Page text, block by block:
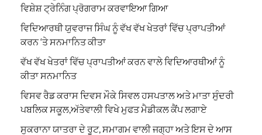
ਵਿਸ਼ੇਸ਼ ਟ੍ਰੇਨਿੰਗ ਪ੍ਰੋਗਰਾਮ ਕਰਵਾਇਆ ਗਿਆ
ਵਿਦਿਆਰਥੀ ਯੁਵਰਾਜ ਸਿੰਘ ਨੂੰ ਵੱਖ ਵੱਖ ਖੇਤਰਾਂ ਵਿੱਚ ਪ੍ਰਾਪਤੀਆਂ
ਕਰਨ ‘ਤੇ ਸਨਮਾਨਿਤ ਕੀਤਾ
ਵੱਖ ਵੱਖ ਖੇਤਰਾਂ ਵਿੱਚ ਪ੍ਰਾਪਤੀਆਂ ਕਰਨ ਵਾਲੇ ਵਿਦਿਆਰਥੀਆਂ ਨੂੰ
ਕੀਤਾ ਸਨਮਾਨਿਤ
ਵਿਸਵ ਰੈਡ ਕਰਾਸ ਦਿਵਸ ਮੌਕੇ ਸਿਵਲ ਹਸਪਤਾਲ ਅਤੇ ਮਾਤਾ ਸੁੰਦਰੀ
ਪਬਲਿਕ ਸਕੂਲ,ਅੱਤੇਵਾਲੀ ਵਿਖੇ ਮੁਫਤ ਮੈਡੀਕਲ ਕੈਂਪ ਲਗਾਏ
ਸੁਕਰਾਨਾ ਯਾਤਰਾ ਦੇ ਰੂਟ, ਸਮਾਗਮ ਵਾਲੀ ਜਗ੍ਹਾ ਅਤੇ ਇਸ ਦੇ ਆਸ